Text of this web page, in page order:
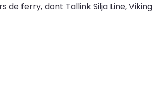
de ferry, dont Tallink Silja Line,